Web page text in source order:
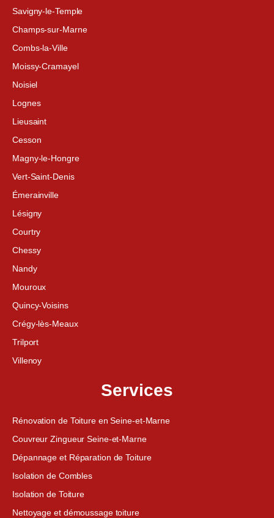
Savigny-le-Temple
Champs-sur-Marne
Combs-la-Ville
Moissy-Cramayel
Noisiel
Lognes
Lieusaint
Cesson
Magny-le-Hongre
Vert-Saint-Denis
Émerainville
Lésigny
Courtry
Chessy
Nandy
Mouroux
Quincy-Voisins
Crégy-lès-Meaux
Trilport
Villenoy
Services
Rénovation de Toiture en Seine-et-Marne
Couvreur Zingueur Seine-et-Marne
Dépannage et Réparation de Toiture
Isolation de Combles
Isolation de Toiture
Nettoyage et démoussage toiture